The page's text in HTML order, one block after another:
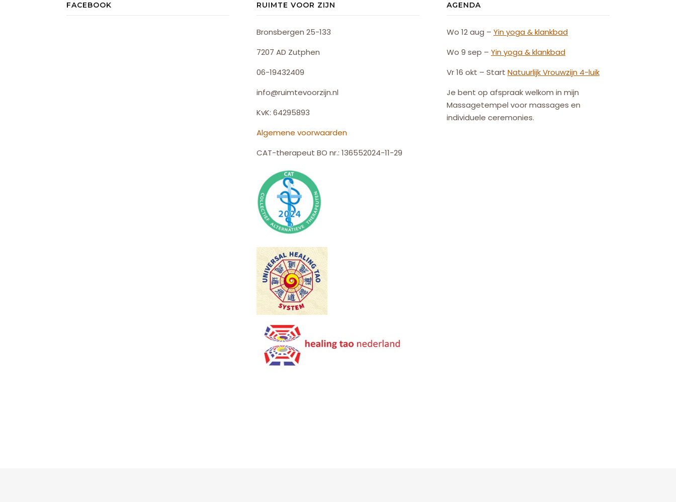
FACEBOOK RUIMTE VOOR ZIJN
Bronsbergen 25-133
7207 AD Zutphen
06-19432409
info@ruimtevoorzijn.nl
KvK: 64295893
Algemene voorwaarden
CAT-therapeut BO nr.: 136552024-11-29
AGENDA
Wo 12 aug – Yin yoga & klankbad
Wo 9 sep – Yin yoga & klankbad
Vr 16 okt – Start NatuurlijkVrouwzijn 4-luik
Je bent op afspraak welkom in mijn
Massagetempel voor massages en
individuele ceremonies.